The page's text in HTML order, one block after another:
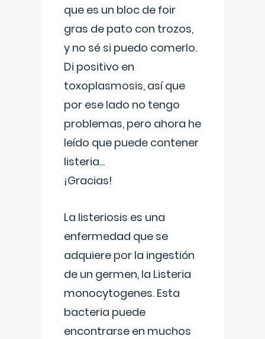
que es un bloc de foir
gras de pato con trozos,
y no sé si puedo comerlo.
Di positivo en
toxoplasmosis, así que
por ese lado no tengo
problemas, pero ahora he
leído que puede contener
listeria...
¡Gracias!
La listeriosis es una
enfermedad que se
adquiere por la ingestión
de un germen, la Listeria
monocytogenes. Esta
bacteria puede
encontrarse en muchos